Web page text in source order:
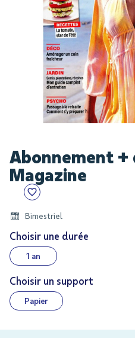
to
the
beginning
the
gallery
Abonnement +
Magazine
Bimestriel
Choisir une durée
1 an
Choisir un support
Papier